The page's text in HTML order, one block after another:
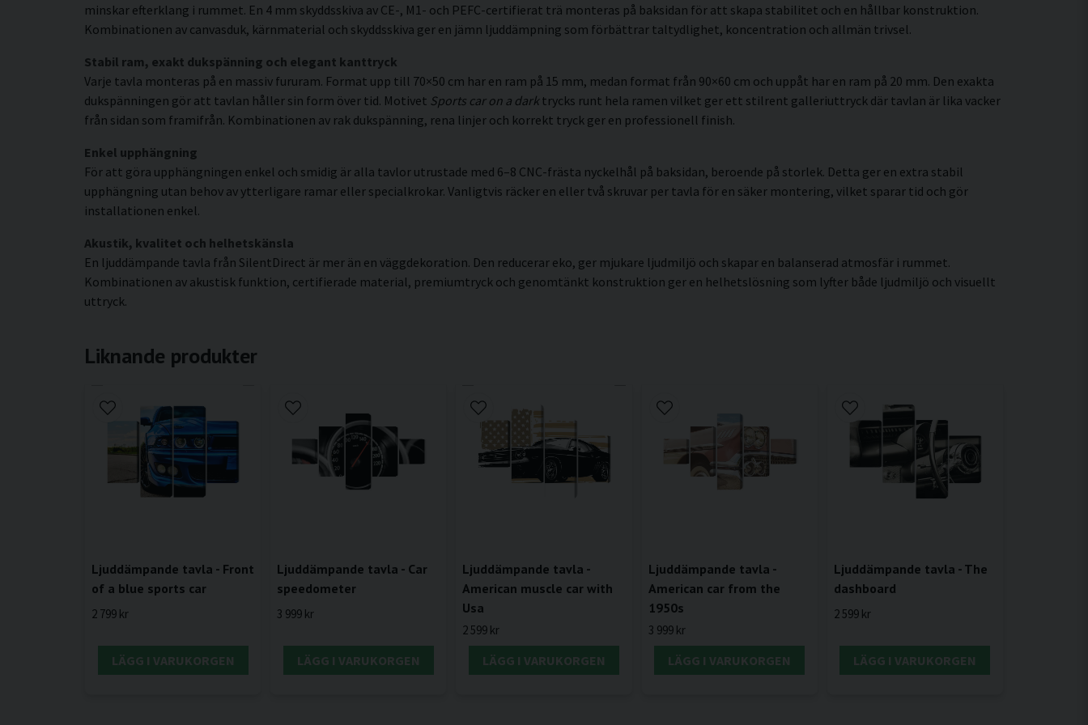
minskar efterklang i rummet. En 4 mm skyddsskiva av CE-, M1- och PEFC-certifierat trä monteras på baksidan för att skapa stabilitet och en hållbar konstruktion.
Kombinationen av canvasduk, kärnmaterial och skyddsskiva ger en jämn ljuddämpning som förbättrar taltydlighet, koncentration och allmän trivsel.
Stabil ram, exakt dukspänning och elegant kanttryck
Varje tavla monteras på en massiv fururam. Format upp till 70×50 cm har en ram på 15 mm, medan format från 90×60 cm och uppåt har en ram på 20 mm. Den exakta
dukspänningen gör att tavlan håller sin form över tid. Motivet Sports car on a darktrycks runt hela ramen vilket ger ett stilrent galleriuttryck där tavlan är lika vacker
från sidan som framifrån. Kombinationen av rak dukspänning, rena linjer och korrekt tryck ger en professionell finish.
Enkel upphängning
För att göra upphängningen enkel och smidig är alla tavlor utrustade med 6–8 CNC-frästa nyckelhål på baksidan, beroende på storlek. Detta ger en extra stabil
upphängning utan behov av ytterligare ramar eller specialkrokar. Vanligtvis räcker en eller två skruvar per tavla för en säker montering, vilket sparar tid och gör
installationen enkel.
Akustik, kvalitet och helhetskänsla
En ljuddämpande tavla från SilentDirect är mer än en väggdekoration. Den reducerar eko, ger mjukare ljudmiljö och skapar en balanserad atmosfär i rummet.
Kombinationen av akustisk funktion, certifierade material, premiumtryck och genomtänkt konstruktion ger en helhetslösning som lyfter både ljudmiljö och visuellt
uttryck.
Liknande produkter
Ljuddämpande tavla - Front
of a blue sports car
2 799 kr
LÄGG I VARUKORGEN
Ljuddämpande tavla - Car
speedometer
3 999 kr
LÄGG I VARUKORGEN
Ljuddämpande tavla -
American muscle car with
Usa
2 599 kr
LÄGG I VARUKORGEN
Ljuddämpande tavla -
American car from the
1950s
3 999 kr
LÄGG I VARUKORGEN
Ljuddämpande tavla - The
dashboard
2 599 kr
LÄGG I VARUKORGEN